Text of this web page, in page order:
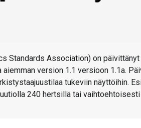
Standards Association) on
version 1.1 versioon 1.1a.
tukeviin näyttöihin.
240 hertsillä tai